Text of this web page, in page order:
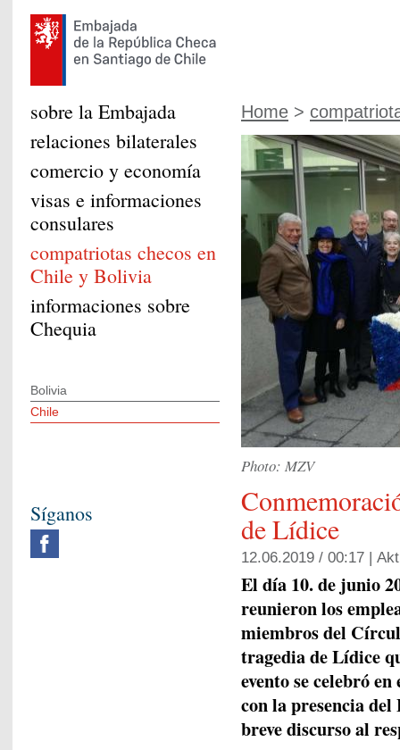
Home >
Photo: MZV
de Lídice
12.06.2019 / 00:17 |
El día 10. de junio
reunieron los
miembros del
tragedia de Lídice
evento se celebró
con la presencia
breve discurso al
sobre la Embajada
relaciones bilaterales
comercio y economía
visas e informaciones
consulares
compatriotas checos en
Chile y Bolivia
informaciones sobre
Chequia
Bolivia
Chile
Síganos